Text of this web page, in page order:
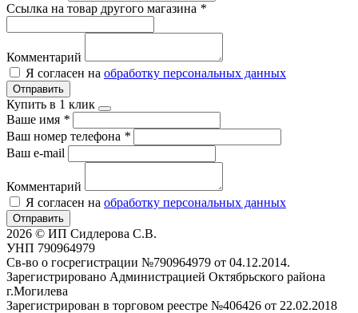
Ссылка на товар другого магазина *
Комментарий
Я согласен на обработку персональных данных
Отправить
Купить в 1 клик
Ваше имя *
Ваш номер телефона *
Ваш e-mail
Комментарий
Я согласен на обработку персональных данных
Отправить
2026 © ИП Сидлерова С.В.
УНП 790964979
Св-во о госрегистрации №790964979 от 04.12.2014.
Зарегистрировано Администрацией Октябрьского района
г.Могилева
Зарегистрирован в торговом реестре №406426 от 22.02.2018